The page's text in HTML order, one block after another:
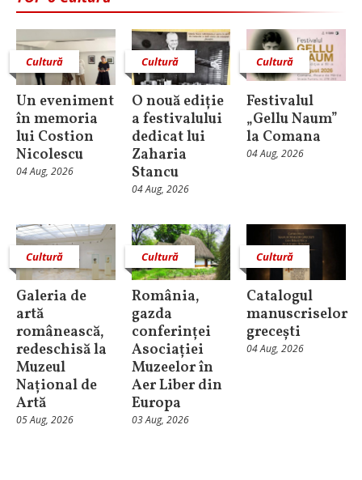
Cultură
Un eveniment
în memoria
lui Costion
Nicolescu
04 Aug, 2026
Cultură
O nouă ediție
a festivalului
dedicat lui
Zaharia
Stancu
04 Aug, 2026
Cultură
Festivalul
„Gellu Naum”
la Comana
04 Aug, 2026
Cultură
Galeria de
artă
românească,
redeschisă la
Muzeul
Național de
Artă
05 Aug, 2026
Cultură
România,
gazda
conferinței
Asociației
Muzeelor în
Aer Liber din
Europa
03 Aug, 2026
Cultură
Catalogul
manuscriselor
grecești
04 Aug, 2026